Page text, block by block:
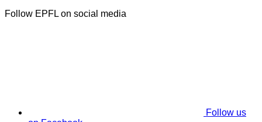
Follow EPFL on social media
Follow us